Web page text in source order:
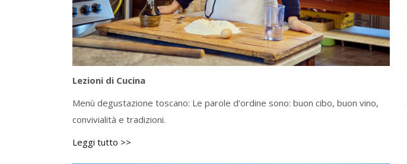
Lezioni di Cucina
Menù degustazione toscano: Le parole d’ordine sono: buon cibo, buon vino,
convivialità e tradizioni.
Leggi tutto >>